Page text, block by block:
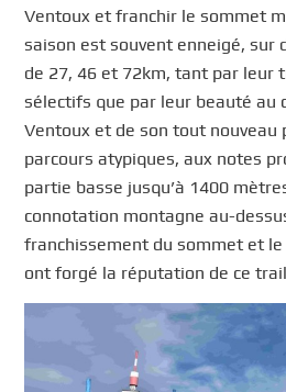
Ventoux et franchir le sommet
saison est souvent enneigé, sur
de 27, 46 et 72km, tant par leur
sélectifs que par leur beauté au
Ventoux et de son tout nouveau
parcours atypiques, aux notes
partie basse jusqu’à 1400
connotation montagne au-
franchissement du sommet et
ont forgé la réputation de ce